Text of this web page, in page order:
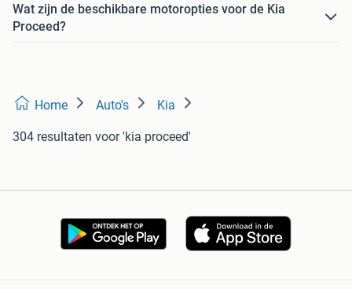
Wat zijn de beschikbare motoropties voor de Kia
Proceed?
Home Auto's Kia
304 resultaten voor 'kia proceed'